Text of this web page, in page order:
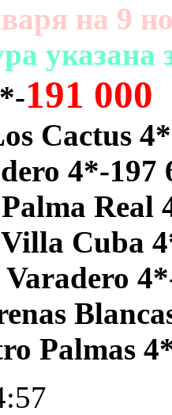
на 9
191 000
Cactus
4*-197
Real
Cuba
Palmas